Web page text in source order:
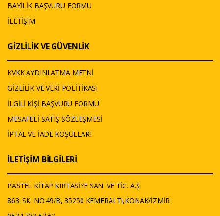
BAYİLİK BAŞVURU FORMU
İLETİŞİM
GİZLİLİK VE GÜVENLİK
KVKK AYDINLATMA METNİ
GİZLİLİK VE VERİ POLİTİKASI
İLGİLİ KİŞİ BAŞVURU FORMU
MESAFELİ SATIŞ SÖZLEŞMESİ
İPTAL VE İADE KOŞULLARI
İLETİŞİM BİLGİLERİ
PASTEL KİTAP KIRTASİYE SAN. VE TİC. A.Ş.
863. SK. NO:49/B, 35250 KEMERALTI,KONAK/İZMİR